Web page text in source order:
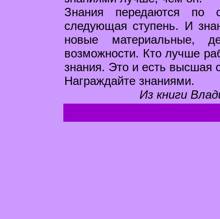
Знания передаются по
следующая ступень. И
новые материальные,
возможности. Кто лучше
знания. Это и есть высшая
Награждайте знаниями.
Из книги